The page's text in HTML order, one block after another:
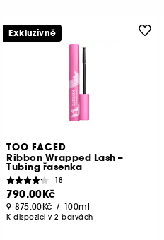
TOO FACED
Ribbon Wrapped Lash –
Tubing řasenka
18
790.00Kč
9 875.00Kč / 100ml
K dispozici v 2 barvách
Exkluzivně